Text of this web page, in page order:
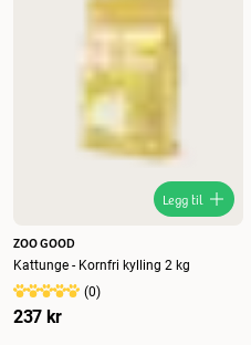
Legg til
ZOO GOOD
Kattunge - Kornfri kylling 2 kg
(0)
237 kr